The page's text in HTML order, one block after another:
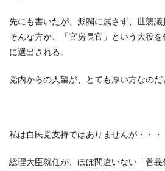
先にも書いたが、派閥に属さず、世襲議
そんな方が、「官房長官」という大役を
に選出される。
党内からの人望が、とても厚い方なのだ
私は自民党支持ではありませんが・・・
総理大臣就任が、ほぼ間違いない「菅